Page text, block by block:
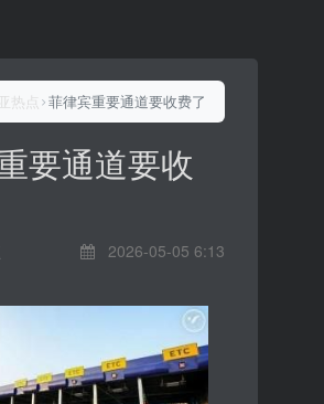
热点 菲律宾重要通道要收费了
要通道要收
2026-05-05 6:13